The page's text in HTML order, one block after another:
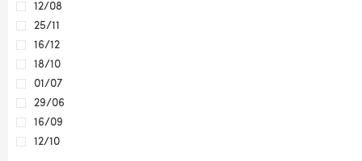
12/08
25/11
16/12
18/10
01/07
29/06
16/09
12/10